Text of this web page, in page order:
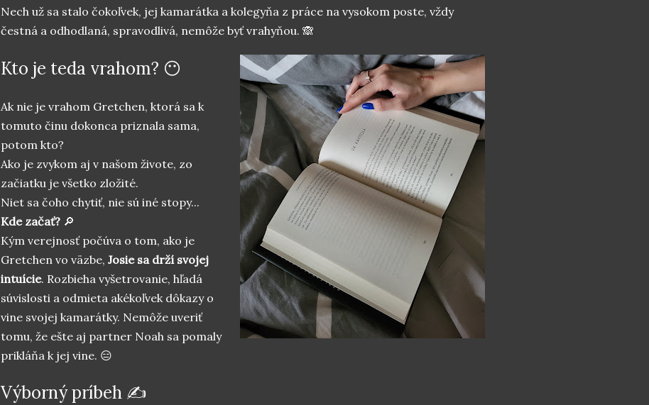
Nech už sa stalo čokoľvek, jej kamarátka a kolegyňa z práce na vysokom poste, vždy
čestná a odhodlaná, spravodlivá, nemôže byť vrahyňou. 🙈
Kto je teda vrahom? 😶
Ak nie je vrahom Gretchen, ktorá sa k
tomuto činu dokonca priznala sama,
potom kto?
Ako je zvykom aj v našom živote, zo
začiatku je všetko zložité.
Niet sa čoho chytiť, nie sú iné stopy...
Kde začať? 🔎
Kým verejnosť počúva o tom, ako je
Gretchen vo väzbe, Josie sa drží svojej
intuície. Rozbieha vyšetrovanie, hľadá
súvislosti a odmieta akékoľvek dôkazy o
vine svojej kamarátky. Nemôže uveriť
tomu, že ešte aj partner Noah sa pomaly
prikláňa k jej vine. 😑
Výborný príbeh ✍